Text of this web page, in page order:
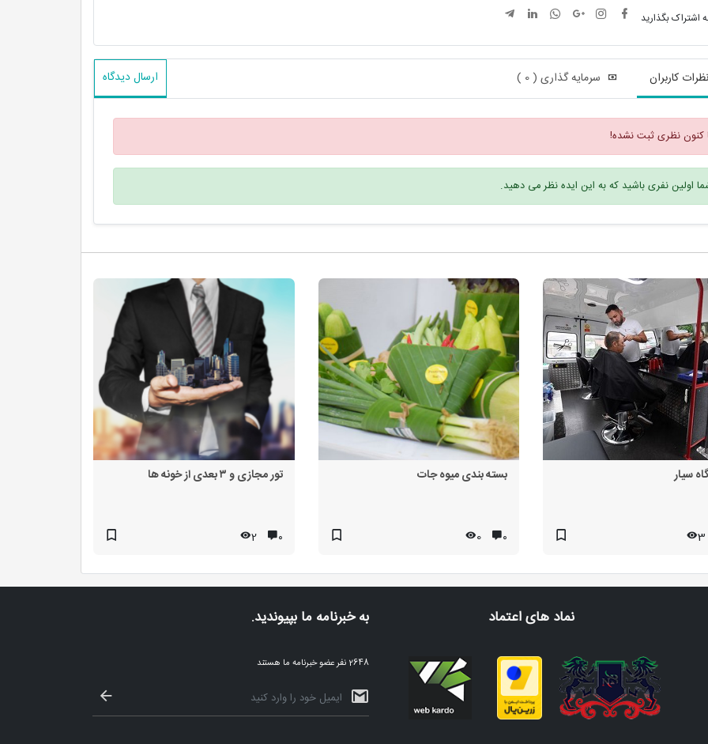
اشتراک بگذارید
کاربران سرمایه گذاری ( 0 ) ارسال دیدگاه
کنون نظری ثبت نشده!
اولین نفری باشید که به این ایده نظر می دهید.
سیار
3
بسته بندی میوه جات
۰ 0
تور مجازی و ۳ بعدی از خونه ها
۰ 2
نماد های اعتماد به خبرنامه ما بپیوندید.
2648 نفر عضو خبرنامه ما هستند